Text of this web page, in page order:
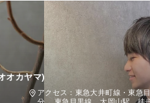
オカヤマ)
アクセス：東急大井町線・東急